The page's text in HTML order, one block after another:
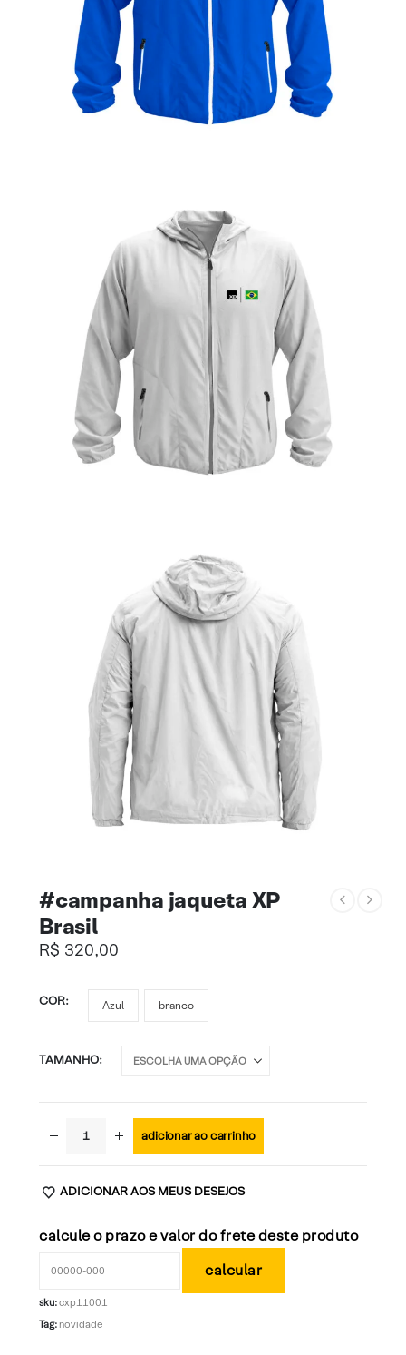
#campanha jaqueta XP
Brasil
R$ 320,00
COR Azul branco
TAMANHO
adicionar ao carrinho
ADICIONAR AOS MEUS DESEJOS
calcule o prazo e valor do frete deste produto
sku:cxp11001
Tag: novidade